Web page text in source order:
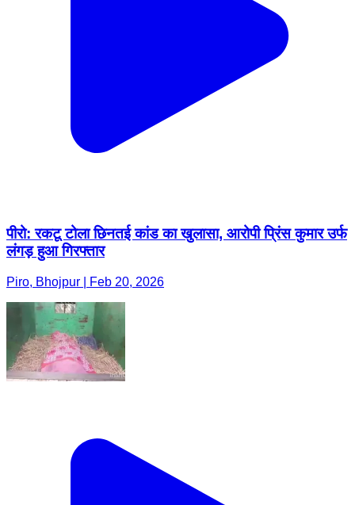
पीरो: रकटू टोला छिनतई कांड का खुलासा, आरोपी प्रिंस कुमार उर्फ
लंगड़ हुआ गिरफ्तार
Piro, Bhojpur | Feb 20, 2026